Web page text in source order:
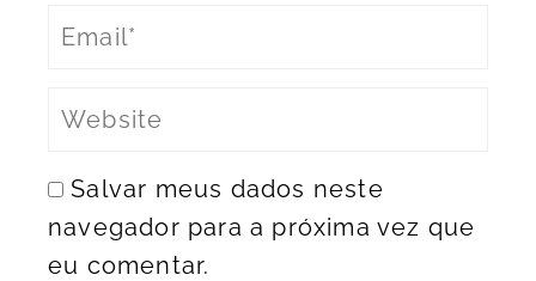
Salvar meus dados neste
navegador para a próxima vez que
eu comentar.